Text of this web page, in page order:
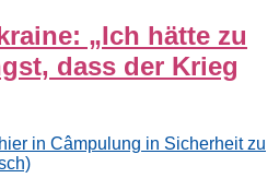
„Ich hätte zu
dass der Krieg